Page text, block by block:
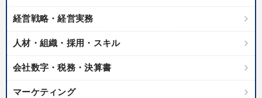
経営戦略・経営実務
人材・組織・採用・スキル
会社数字・税務・決算書
マーケティング